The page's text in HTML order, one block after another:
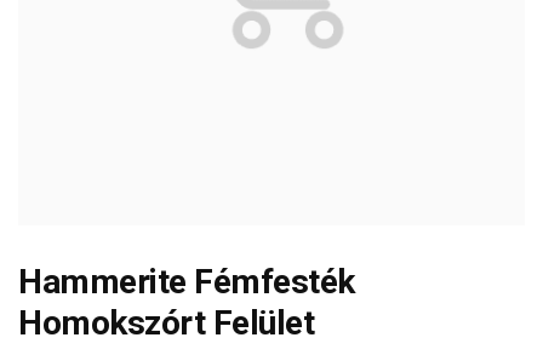
Hammerite Fémfesték
Homokszórt Felület